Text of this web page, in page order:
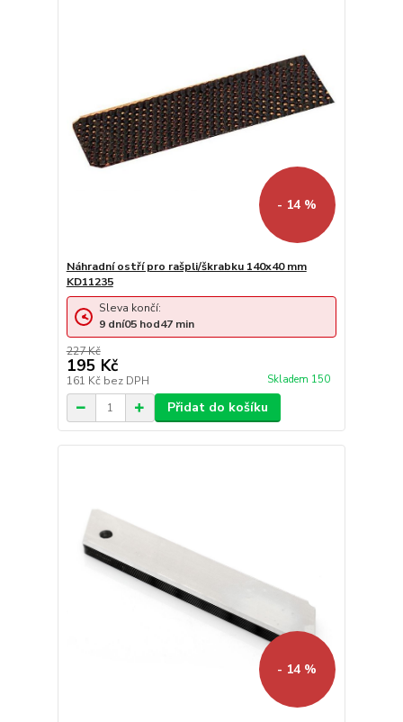
- 14 %
Náhradní ostří pro rašpli/škrabku 140x40 mm
KD11235
227 Kč
195 Kč
161 Kč bez DPH Skladem 150
Sleva končí:
9 dní05 hod47 min
Přidat do košíku
- 14 %